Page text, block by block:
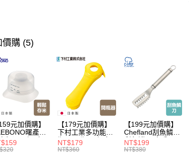
價購 (5)
元加價購】
曙產業
杯漏斗組(白)/
杯/米桶/量米
【179元加價購】
下村工業多功能開
瓶器/開瓶器/餐廚
用品/料理道具/任
NT$179
NT$360
【199元加價購】
Chefland刮魚鱗刀/
刮魚鱗器/廚房用
品/料理道具/任二
NT$199
NT$380